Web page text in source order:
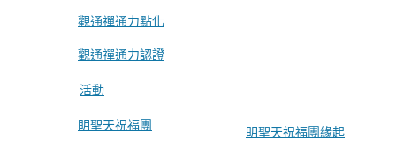
觀通禪通力點化
觀通禪通力認證
活動
眀聖天祝福團 眀聖天祝福團緣起